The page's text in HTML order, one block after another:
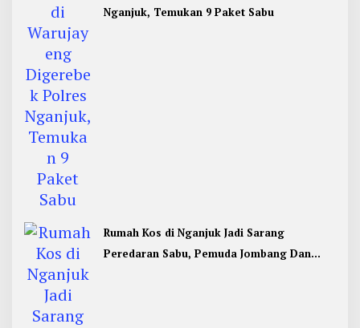
Nganjuk, Temukan 9 Paket Sabu
Rumah Kos di Nganjuk Jadi Sarang
Peredaran Sabu, Pemuda Jombang Dan